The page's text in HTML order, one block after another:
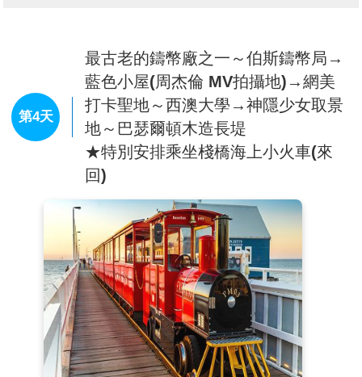
人的世界，是當地人度假消磨時光的聖地。
第一站應該是羅特尼斯特島遊客中心
(RottnestIslandVisitorCentre)，在這可以查詢此島的各
種資訊。此島略長於11公里，寬4.5公里，最普遍的方
式是乘坐環島巴士環繞一圈，也可步行最受歡迎的短尾
矮袋鼠步行路線觀光，觀看眾多不同特色的海灣及沈船
區的美麗珊瑚，游泳或是浮潛享受印度洋海水的滋潤。
你絕對會驚艷此島的悠閒輕鬆氣氛~
【Quokkas】澳洲短尾矮袋鼠
Rotto當初是由荷蘭探險家發現這個島，島上有許多長得
像大型老鼠的動物，事後證實這種動物名叫Quokkas，
中文名為『澳洲短尾矮袋鼠』，屬於袋鼠類成員之一，
是小型的有袋動物，個性十分溫馴，長的就像是隻微笑
的袋鼠，目前這可愛的小動物只有在羅特尼斯島才可看
到喔。
查看完整資訊
飯店內用
島上遊玩～敬請自理
Crowne plaza perth 或Holiday inn perth city
centre或 Mercure或Novotel或同級
第4天
最古老的鑄幣廠之一～伯斯鑄幣局→
藍色小屋(周杰倫 MV拍攝地)→網美
打卡聖地～西澳大學→神隱少女取景
地～巴瑟爾頓木造長堤